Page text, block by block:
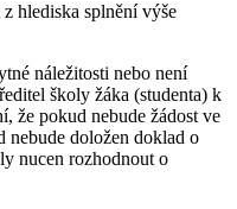
hlediska splnění výše
náležitosti nebo není
školy žáka (studenta) k
že pokud nebude žádost ve
nebude doložen doklad o
nucen rozhodnout o